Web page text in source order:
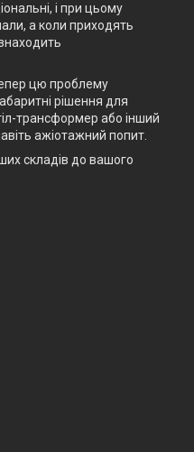
і при цьому
а коли приходять
цю проблему
рішення для
трансформер або інший
ажіотажний попит.
складів до вашого